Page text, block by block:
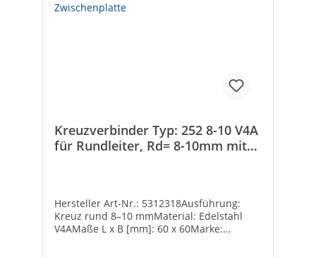
Kreuzverbinder Typ: 252 8-10 V4A
für Rundleiter, Rd= 8-10mm mit
Hersteller Art-Nr.: 5312318Ausführung:
Kreuz rund 8–10 mmMaterial: Edelstahl
V4AMaße L x B [mm]: 60 x 60Marke: